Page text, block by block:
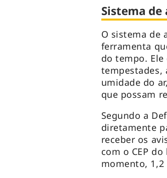
Sistema de
O sistema de
ferramenta
do tempo.
tempestades,
umidade do
que possam
Segundo a
diretamente
receber os
com o CEP
momento, 1,2